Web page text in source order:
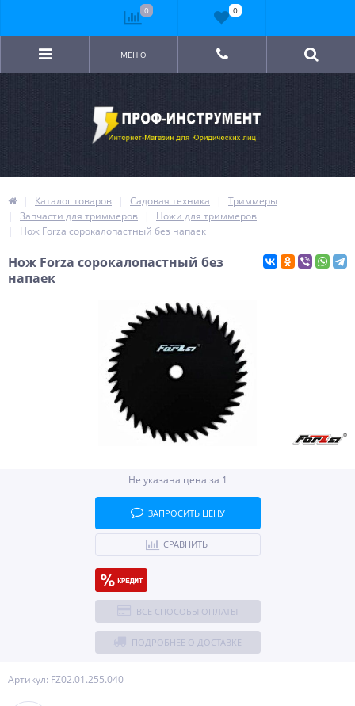
МЕНЮ
Каталог товаров Садовая техника
Триммеры
Запчасти для триммеров
Ножи для триммеров
Нож Forza сорокалопастный без напаек
Нож Forza сорокалопастный без
напаек
Артикул: FZ02.01.255.040
Не указана цена за 1
ЗАПРОСИТЬ ЦЕНУ
СРАВНИТЬ
ВСЕ СПОСОБЫ ОПЛАТЫ
ПОДРОБНЕЕ О ДОСТАВКЕ
0 0